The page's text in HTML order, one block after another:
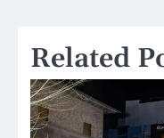
Related